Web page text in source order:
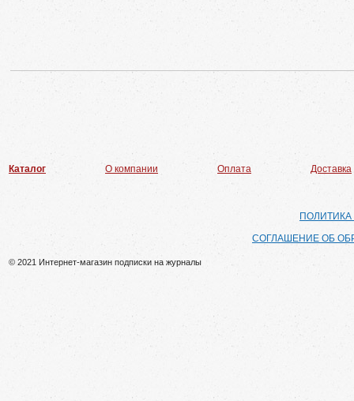
Каталог О компании Оплата Доставка
СОГЛАШЕНИЕ ОБ
© 2021 Интернет-магазин подписки на журналы